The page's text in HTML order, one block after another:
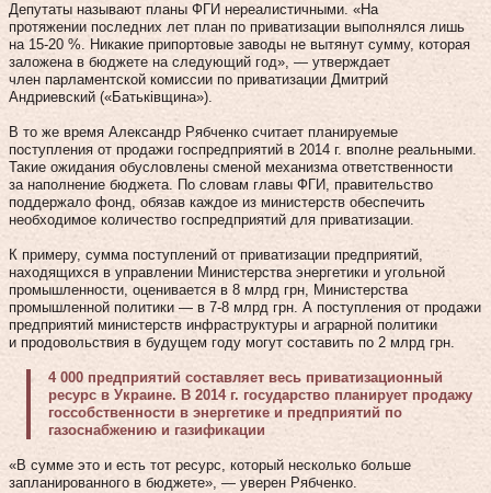
Депутаты называют планы ФГИ нереалистичными. «На
протяжении последних лет план по приватизации выполнялся лишь
на 15-20 %. Никакие припортовые заводы не вытянут сумму, которая
заложена в бюджете на следующий год», — утверждает
член парламентской комиссии по приватизации Дмитрий
Андриевский («Батьківщина»).
В то же время Александр Рябченко считает планируемые
поступления от продажи госпредприятий в 2014 г. вполне реальными.
Такие ожидания обусловлены сменой механизма ответственности
за наполнение бюджета. По словам главы ФГИ, правительство
поддержало фонд, обязав каждое из министерств обеспечить
необходимое количество госпредприятий для приватизации.
К примеру, сумма поступлений от приватизации предприятий,
находящихся в управлении Министерства энергетики и угольной
промышленности, оценивается в 8 млрд грн, Министерства
промышленной политики — в 7‑8 млрд грн. А поступления от продажи
предприятий министерств инфраструктуры и аграрной политики
и продовольствия в будущем году могут составить по 2 млрд грн.
4 000 предприятий составляет весь приватизационный
ресурс в Украине. В 2014 г. государство планирует продажу
госсобственности в энергетике и предприятий по
газоснабжению и газификации
«В сумме это и есть тот ресурс, который несколько больше
запланированного в бюджете», — уверен Рябченко.